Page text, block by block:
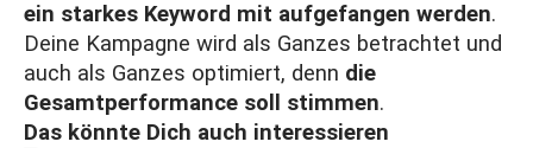
ein starkes Keyword mit aufgefangen werden.
Deine Kampagne wird als Ganzes betrachtet und
auch als Ganzes optimiert, denn die
Gesamtperformance soll stimmen.
Das könnte Dich auch interessieren